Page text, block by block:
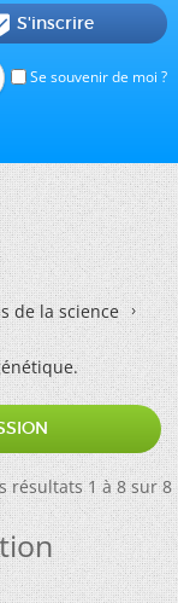
Se souvenir de moi ?
S'inscrire
de la science
résultats 1 à 8 sur 8